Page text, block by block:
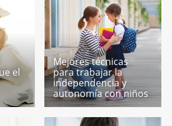
el
Mejores técnicas
para trabajar la
independencia y
autonomía con niños